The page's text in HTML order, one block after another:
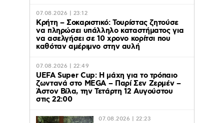
07.08.2026 | 23:12
Κρήτη – Σοκαριστικό: Τουρίστας ζητούσε
να πληρώσει υπάλληλο καταστήματος για
να ασελγήσει σε 10 χρονο κορίτσι που
καθόταν αμέριμνο στην αυλή
07.08.2026 | 22:49
UEFA Super Cup: Η μάχη για το τρόπαιο
ζωντανά στο MEGA – Παρί Σεν Ζερμέν –
Άστον Βίλα, την Τετάρτη 12 Αυγούστου
στις 22:00
07.08.2026 | 22:23